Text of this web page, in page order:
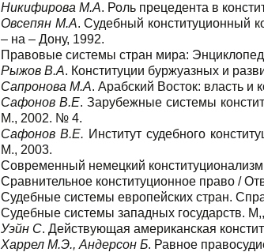
Никифирова М.А. Роль прецедента в
Овсепян М.А. Судебный конституционный
– на – Дону, 1992.
Правовые системы стран мира:
Рыжов В.А. Конституции буржуазных и
Сапронова М.А. Арабский Восток: власть и
Сафонов В.Е. Зарубежные системы
М., 2002. № 4.
Сафонов В.Е. Институт судебного
М., 2003.
Современный немецкий
Сравнительное конституционное право /
Судебные системы европейских стран.
Судебные системы западных государств.
Уэйн С. Действующая американская
Харрел М.Э., Андерсон Б. Равное